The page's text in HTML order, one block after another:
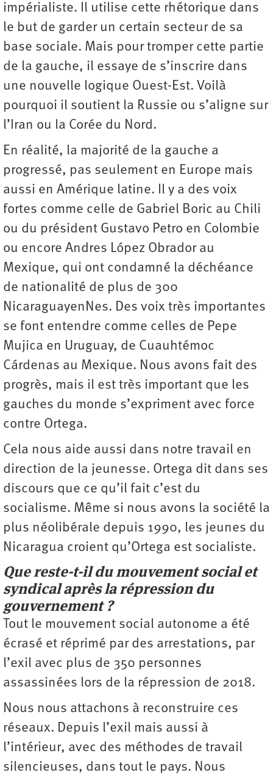
impérialiste. Il utilise cette rhétorique dans
le but de garder un certain secteur de sa
base sociale. Mais pour tromper cette partie
de la gauche, il essaye de s’inscrire dans
une nouvelle logique Ouest-Est. Voilà
pourquoi il soutient la Russie ou s’aligne sur
l’Iran ou la Corée du Nord.
En réalité, la majorité de la gauche a
progressé, pas seulement en Europe mais
aussi en Amérique latine. Il y a des voix
fortes comme celle de Gabriel Boric au Chili
ou du président Gustavo Petro en Colombie
ou encore Andres López Obrador au
Mexique, qui ont condamné la déchéance
de nationalité de plus de 300
NicaraguayenNes. Des voix très importantes
se font entendre comme celles de Pepe
Mujica en Uruguay, de Cuauhtémoc
Cárdenas au Mexique. Nous avons fait des
progrès, mais il est très important que les
gauches du monde s’expriment avec force
contre Ortega.
Cela nous aide aussi dans notre travail en
direction de la jeunesse. Ortega dit dans ses
discours que ce qu’il fait c’est du
socialisme. Même si nous avons la société la
plus néolibérale depuis 1990, les jeunes du
Nicaragua croient qu’Ortega est socialiste.
Que reste-t-il du mouvement social et
syndical après la répression du
gouvernement ?
Tout le mouvement social autonome a été
écrasé et réprimé par des arrestations, par
l’exil avec plus de 350 personnes
assassinées lors de la répression de 2018.
Nous nous attachons à reconstruire ces
réseaux. Depuis l’exil mais aussi à
l’intérieur, avec des méthodes de travail
silencieuses, dans tout le pays. Nous